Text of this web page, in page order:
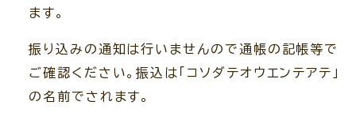
ます。
振り込みの通知は行いませんので通帳の記帳等で
ご確認ください。振込は「コソダテオウエンテアテ」
の名前でされます。